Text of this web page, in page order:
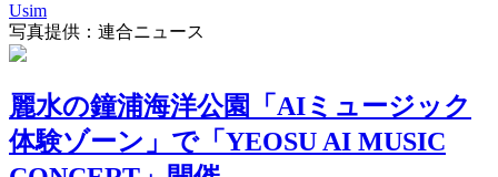
Usim
写真提供：連合ニュース
麗水の鐘浦海洋公園「AIミュージック
体験ゾーン」で「YEOSU AI MUSIC